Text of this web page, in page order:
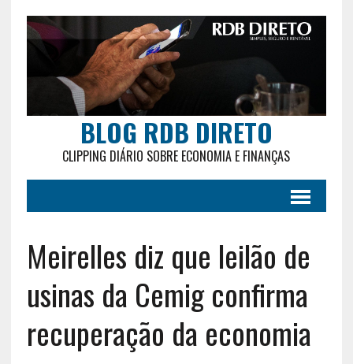
BLOG RDB DIRETO
CLIPPING DIÁRIO SOBRE ECONOMIA E FINANÇAS
Meirelles diz que leilão de
usinas da Cemig confirma
recuperação da economia